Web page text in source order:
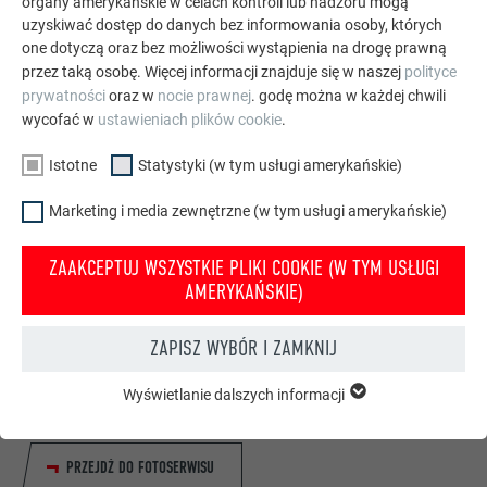
Państwa dom w stylu PREFA
Na fotomontażu pokażemy Państwu, jak pięknie wyglądałby
PRZEJDŹ DO FOTOSERWISU
uzyskiwać dostęp do danych bez informowania osoby, których
one dotyczą oraz bez możliwości wystąpienia na drogę prawną
przez taką osobę. Więcej informacji znajduje się w naszej polityce
prywatnościoraz w nocie prawnej. godę można w każdej chwili
wycofać w ustawieniach plików cookie.
Istotne Statystyki (w tym usługi amerykańskie)
Marketing i media zewnętrzne (w tym usługi amerykańskie)
ZAAKCEPTUJ WSZYSTKIE PLIKI COOKIE (W TYM USŁUGI
AMERYKAŃSKIE)
ZAPISZ WYBÓR I ZAMKNIJ
funkcji witryny. Zapewnione jest w ten sposób działanie
witryny bez zakłóceń.
Wyświetlanie dalszych informacji